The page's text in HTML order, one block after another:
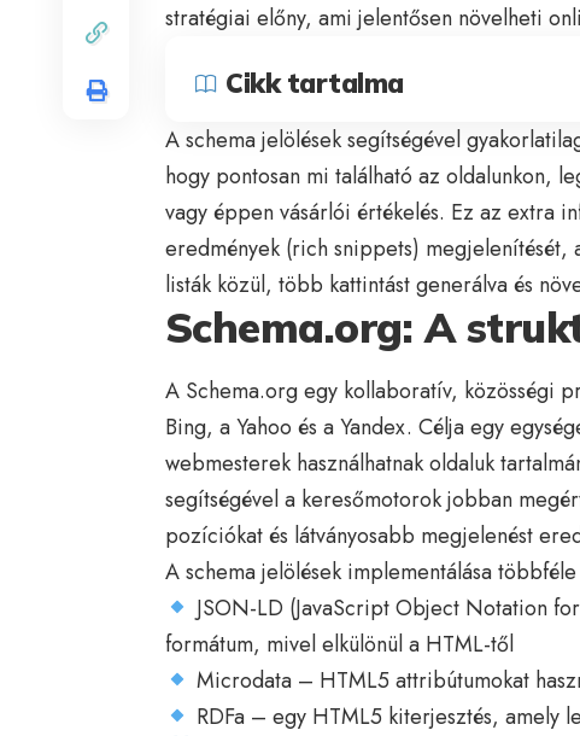
stratégiai előny, ami jelentősen növelheti
Cikk tartalma
A schema jelölések segítségével
hogy pontosan mi található az oldalunkon,
vagy éppen vásárlói értékelés. Ez az extra
eredmények (rich snippets) megjelenítését,
listák közül, több kattintást generálva és
Schema.org: A
A Schema.org egy kollaboratív, közösségi
Bing, a Yahoo és a Yandex. Célja egy
webmesterek használhatnak oldaluk
segítségével a keresőmotorok jobban
pozíciókat és látványosabb megjelenést
A schema jelölések implementálása
JSON-LD (JavaScript Object Notation
formátum, mivel elkülönül a HTML-től
Microdata – HTML5 attribútumokat
RDFa – egy HTML5 kiterjesztés, amely